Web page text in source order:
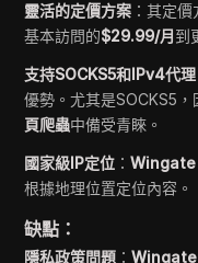
靈活的定價方案 ：其定
基本訪問的$29.99/月到
支持SOCKS5和IPv4代理
優勢。尤其是SOCKS5，
頁爬蟲中備受青睞。
國家級IP定位 ：
根據地理位置定位內容。
缺點：
隱私政策問題 ：